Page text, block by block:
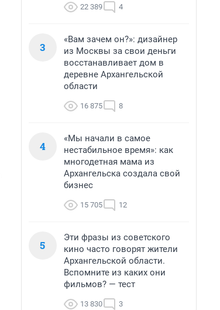
22 389 4
3
«Вам зачем он?»: дизайнер
из Москвы за свои деньги
восстанавливает дом в
деревне Архангельской
области
16 875 8
4
«Мы начали в самое
нестабильное время»: как
многодетная мама из
Архангельска создала свой
бизнес
15 705 12
5
Эти фразы из советского
кино часто говорят жители
Архангельской области.
Вспомните из каких они
фильмов? — тест
13 830 3